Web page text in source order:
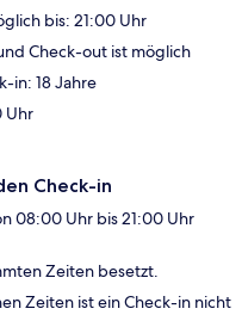
bis: 21:00 Uhr
Check-out ist möglich
in: 18 Jahre
Uhr
Check-in
08:00 Uhr bis 21:00 Uhr
Zeiten besetzt.
Zeiten ist ein Check-in nicht